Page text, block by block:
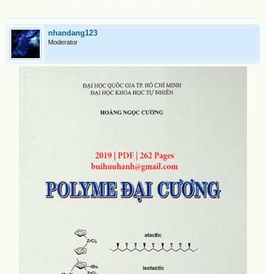
nhandang123
Moderator